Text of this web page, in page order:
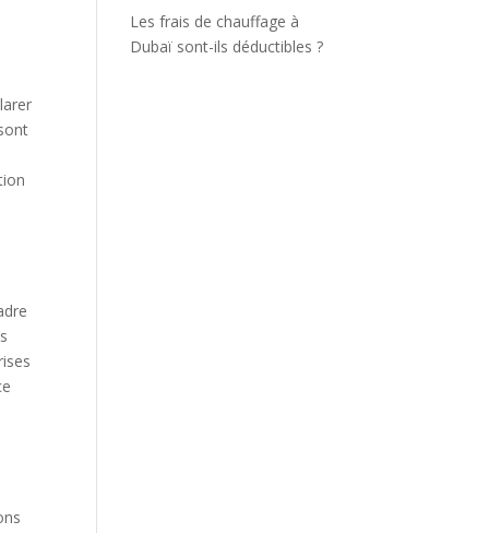
Les frais de chauffage à
Dubaï sont-ils déductibles ?